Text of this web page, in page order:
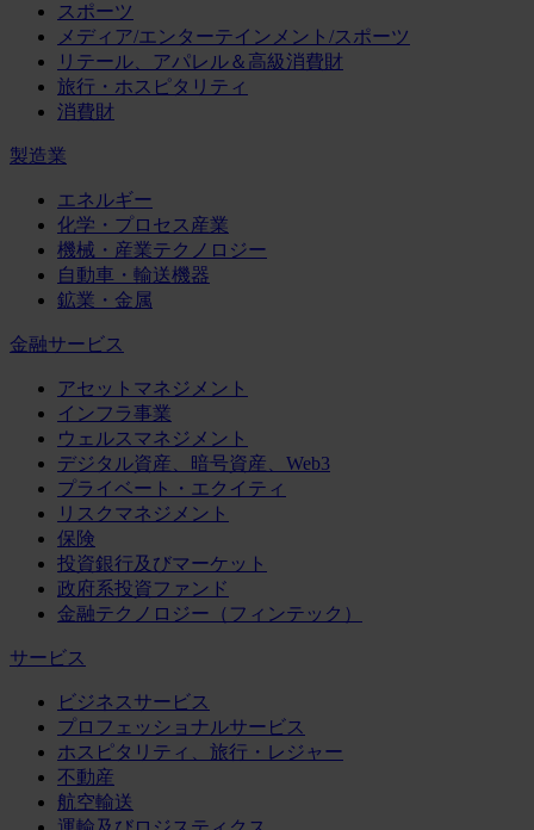
スポーツ
メディア/エンターテインメント/スポーツ
リテール、アパレル＆高級消費財
旅行・ホスピタリティ
消費財
製造業
エネルギー
化学・プロセス産業
機械・産業テクノロジー
自動車・輸送機器
鉱業・金属
金融サービス
アセットマネジメント
インフラ事業
ウェルスマネジメント
デジタル資産、暗号資産、Web3
プライベート・エクイティ
リスクマネジメント
保険
投資銀行及びマーケット
政府系投資ファンド
金融テクノロジー（フィンテック）
サービス
ビジネスサービス
プロフェッショナルサービス
ホスピタリティ、旅行・レジャー
不動産
航空輸送